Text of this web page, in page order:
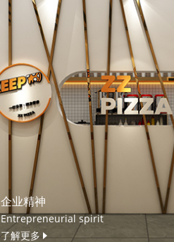
企业精神
Entrepreneurial spirit
了解更多